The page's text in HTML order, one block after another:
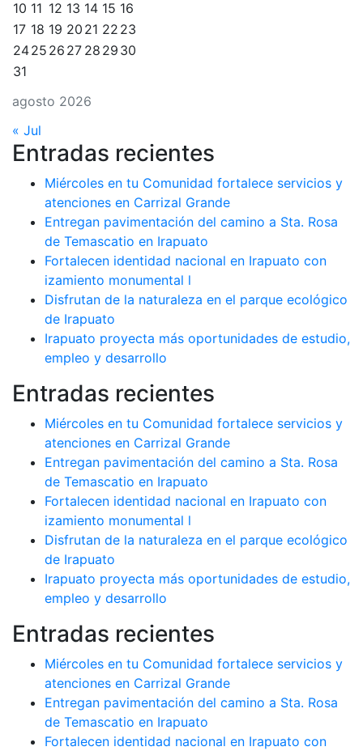
agosto 2026
10 11 12 13 14 15 16
17 18 19 20 21 22 23
2425 26 27 28 29 30
31
« Jul
Entradas recientes
Miércoles en tu Comunidad fortalece servicios y
atenciones en Carrizal Grande
Entregan pavimentación del camino a Sta. Rosa
de Temascatio en Irapuato
Fortalecen identidad nacional en Irapuato con
izamiento monumental l
Disfrutan de la naturaleza en el parque ecológico
de Irapuato
Irapuato proyecta más oportunidades de estudio,
empleo y desarrollo
Entradas recientes
Miércoles en tu Comunidad fortalece servicios y
atenciones en Carrizal Grande
Entregan pavimentación del camino a Sta. Rosa
de Temascatio en Irapuato
Fortalecen identidad nacional en Irapuato con
izamiento monumental l
Disfrutan de la naturaleza en el parque ecológico
de Irapuato
Irapuato proyecta más oportunidades de estudio,
empleo y desarrollo
Entradas recientes
Miércoles en tu Comunidad fortalece servicios y
atenciones en Carrizal Grande
Entregan pavimentación del camino a Sta. Rosa
de Temascatio en Irapuato
Fortalecen identidad nacional en Irapuato con